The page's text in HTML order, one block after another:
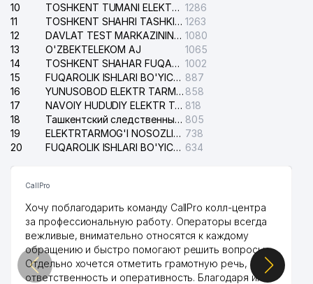
10
TOSHKENT TUMANI ELEKTR TARMOG'I AVARIYA XIZMATI 1286
11
TOSHKENT SHAHRI TASHKILOT TELEFONLARI HAQIDA MA'LUMOT BYUROSI 1263
12
DAVLAT TEST MARKAZINING ISHONCH TELEFONLARI 1080
13
O'ZBEKTELEKOM AJ
1065
14
TOSHKENT SHAHAR FUQAROLIK ISHLARI BO'YICHA SUDI 1002
15
FUQAROLIK ISHLARI BO'YICHA YAKKASAROY TUMANLARARO SUDI 887
16
YUNUSOBOD ELEKTR TARMOG'I NOSOZLIKLARI XIZMATI 858
17
NAVOIY HUDUDIY ELEKTR TARMOQLARI KORXONASI AJ 818
18
Ташкентский следственный изолятор 805
19
ELEKTRTARMOG'I NOSOZLIKLARINI TO'ZATISH SERGELI XIZMATI 738
20
FUQAROLIK ISHLARI BO'YICHA UCH-TEPA TUMANI SUDI 634
CallPro
Хочу поблагодарить команду CallPro колл-центра
за профессиональную работу. Операторы всегда
вежливые, внимательно относятся к каждому
обращению и быстро помогают решить вопросы.
Отдельно хочется отметить грамотную речь,
ответственность и оперативность. Благодаря их